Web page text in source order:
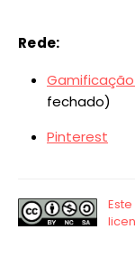
Rede:
fechado)
Pinterest